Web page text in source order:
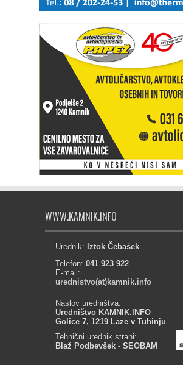
WWW.KAMNIK.INFO
Urednik: Iztok Čebašek
Telefon: 041 923 922
E-mail:
urednistvo(at)kamnik.info
Naslov uredništva:
Uredništvo KAMNIK.INFO
Golice 7, 1219 Laze v Tuhinju
Tehnični urednik strani:
Blaž Podbevšek - SEOBAM